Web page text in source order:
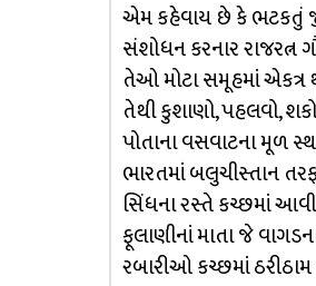
એમ કહેવાય છે કે ભટકતું
સંશોધન કરનાર રાજરત્ન
તેઓ મોટા સમૂહમાં એકત્ર
તેથી કુશાણો, પહલવો,
પોતાના વસવાટના મૂળ
ભારતમાં બલુચીસ્તાન
સિંધના રસ્તે કચ્છમાં
ફૂલાણીનાં માતા જે
રબારીઓ કચ્છમાં